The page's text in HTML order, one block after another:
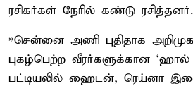
ரசிகர்கள் நேரில் கண்டு ரசித்தனர்.
*சென்னை அணி புதிதாக
புகழ்பெற்ற வீரர்களுக்கான
பட்டியலில் ஹைடன், ரெய்னா